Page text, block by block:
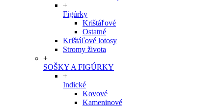
+
Figúrky
Krištáľové
Ostatné
Krištáľové lotosy
Stromy života
+
SOŠKY A FIGÚRKY
+
Indické
Kovové
Kameninové